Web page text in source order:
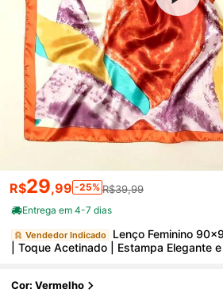
R$29,99 -25% R$39,99
Entrega em 4-7 dias
Vendedor Indicado
Lenço Feminino
| Toque Acetinado | Estampa Elegante
Cor: Vermelho